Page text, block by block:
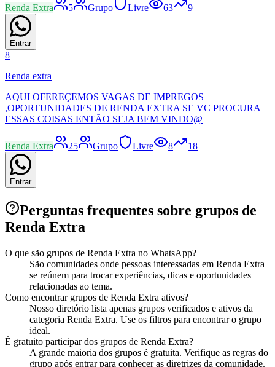
Renda Extra 5 Grupo Livre 63 9
Entrar
8
Renda extra
AQUI OFEREÇEMOS VAGAS DE IMPREGOS
,OPORTUNIDADES DE RENDA EXTRA SE VC PROCURA
ESSAS COISAS ENTÃO SEJA BEM VINDO@
Renda Extra 25 Grupo Livre 8 18
Entrar
Perguntas frequentes sobre grupos de
Renda Extra
O que são grupos de Renda Extra no WhatsApp?
São comunidades onde pessoas interessadas em Renda Extra
se reúnem para trocar experiências, dicas e oportunidades
relacionadas ao tema.
Como encontrar grupos de Renda Extra ativos?
Nosso diretório lista apenas grupos verificados e ativos da
categoria Renda Extra. Use os filtros para encontrar o grupo
ideal.
É gratuito participar dos grupos de Renda Extra?
A grande maioria dos grupos é gratuita. Verifique as regras do
grupo após entrar para conhecer as diretrizes da comunidade.